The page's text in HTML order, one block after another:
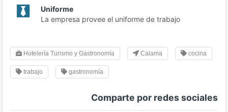
Uniforme
La empresa provee el uniforme de trabajo
Hotelería Turismo y Gastronomía Calama cocina
trabajo gastronomía
Comparte por redes sociales